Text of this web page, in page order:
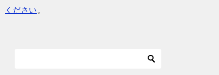
ください。